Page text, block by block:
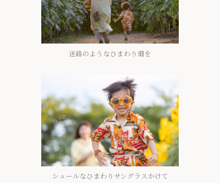
迷路のようなひまわり畑を
シュールなひまわりサングラスかけて